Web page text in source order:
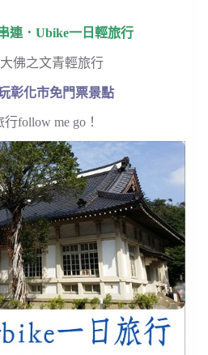
連．Ubike一日輕旅行
佛之文青輕旅行
彰化市免門票景點
follow me go！